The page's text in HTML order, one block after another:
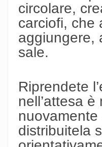
circolare,
carciofi, che
aggiungere,
sale.
Riprendete
nell’attesa
distribuitela